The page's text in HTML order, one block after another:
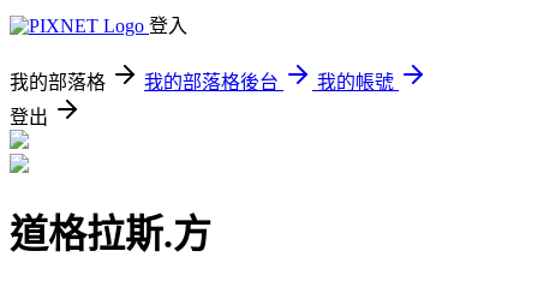
登入
我的部落格 我的部落格後台
我的帳號
登出
道格拉斯.方